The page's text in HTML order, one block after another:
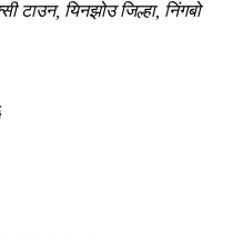
टाउन, यिनझोउ जिल्हा, निंगबो